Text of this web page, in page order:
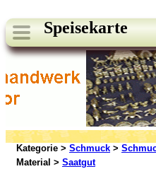
Speisekarte
Kategorie > Schmuck >
Material > Saatgut